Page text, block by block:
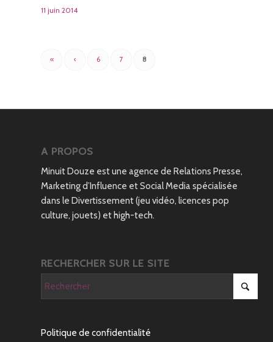
11 juin 2014
« ‹ 6 7 8
A PROPOS
Minuit Douze est une agence de Relations Presse,
Marketing d’Influence et Social Media spécialisée
dans le Divertissement (jeu vidéo, licences pop
culture, jouets) et high-tech.
RECHERCHER SUR LE SITE
Politique de confidentialité